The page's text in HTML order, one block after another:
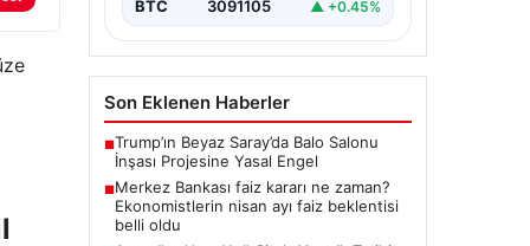
önemli tarım ve sanayi
BTC 3091105 ▲ +0.45%
Son Eklenen Haberler
Trump’ın Beyaz Saray’da Balo Salonu
İnşası Projesine Yasal Engel